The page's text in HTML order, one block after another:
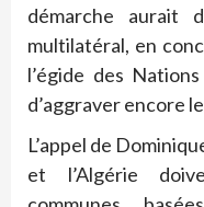
démarche aurait
multilatéral, en
l’égide des
d’aggraver encore
L’appel de
et l’Algérie